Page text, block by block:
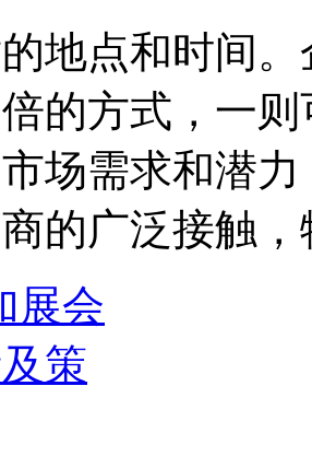
地点和时间
的方式，一
场需求和潜
的广泛接触